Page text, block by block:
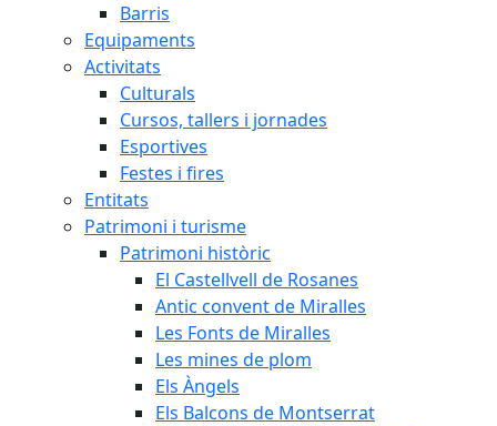
Barris
Equipaments
Activitats
Culturals
Cursos, tallers i jornades
Esportives
Festes i fires
Entitats
Patrimoni i turisme
Patrimoni històric
El Castellvell de Rosanes
Antic convent de Miralles
Les Fonts de Miralles
Les mines de plom
Els Àngels
Els Balcons de Montserrat